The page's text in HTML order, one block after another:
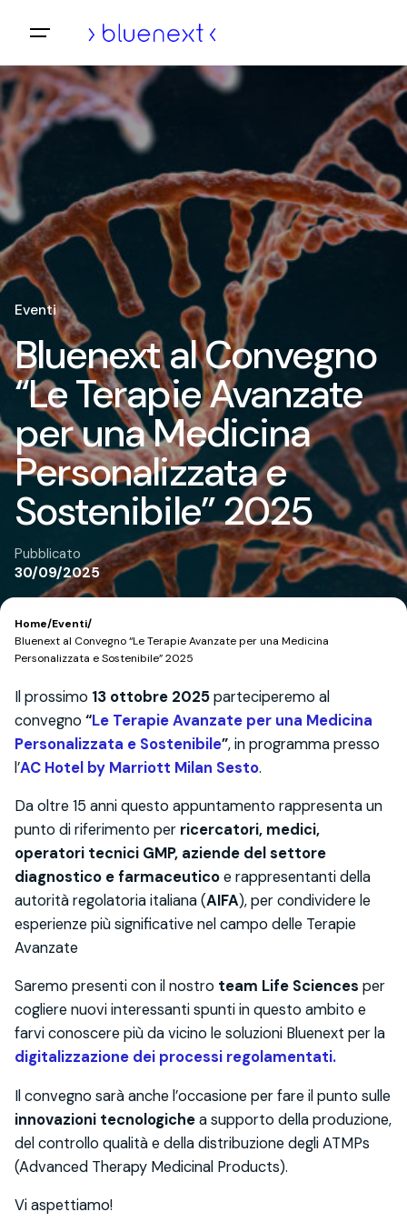
Eventi
Bluenext al Convegno
“Le Terapie Avanzate
per una Medicina
Personalizzata e
Sostenibile” 2025
Pubblicato
30/09/2025
Home/Eventi/
Bluenext al Convegno “Le Terapie Avanzate per una Medicina
Personalizzata e Sostenibile” 2025
Il prossimo 13 ottobre 2025parteciperemo al
convegno “Le Terapie Avanzate per una Medicina
Personalizzata e Sostenibile”, in programma presso
l’AC Hotel by Marriott Milan Sesto.
Da oltre 15 anni questo appuntamento rappresenta un
punto di riferimento per ricercatori, medici,
operatori tecnici GMP, aziende del settore
diagnostico e farmaceuticoe rappresentanti della
autorità regolatoria italiana (AIFA), per condividere le
esperienze più significative nel campo delle Terapie
Avanzate
Saremo presenti con il nostro team Life Sciences per
cogliere nuovi interessanti spunti in questo ambito e
farvi conoscere più da vicino le soluzioni Bluenext per la
digitalizzazione dei processi regolamentati.
Il convegno sarà anche l’occasione per fare il punto sulle
innovazioni tecnologichea supporto della produzione,
del controllo qualità e della distribuzione degli ATMPs
(Advanced Therapy Medicinal Products).
Vi aspettiamo!